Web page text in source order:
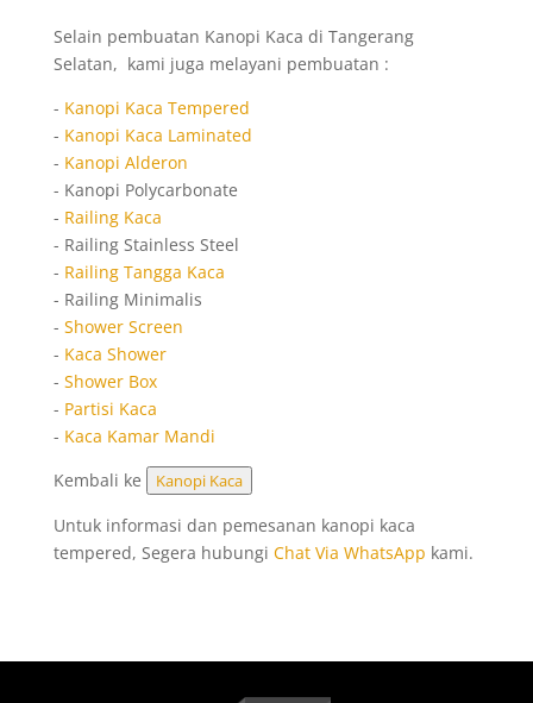
Selain pembuatan Kanopi Kaca di Tangerang
Selatan, kami juga melayani pembuatan :
- Kanopi Kaca Tempered
- Kanopi Kaca Laminated
- Kanopi Alderon
- Kanopi Polycarbonate
- Railing Kaca
- Railing Stainless Steel
- Railing Tangga Kaca
- Railing Minimalis
- Shower Screen
- Kaca Shower
- Shower Box
- Partisi Kaca
- Kaca Kamar Mandi
Kembali ke
Kanopi Kaca
Untuk informasi dan pemesanan kanopi kaca
tempered, Segera hubungi Chat Via WhatsApp kami.